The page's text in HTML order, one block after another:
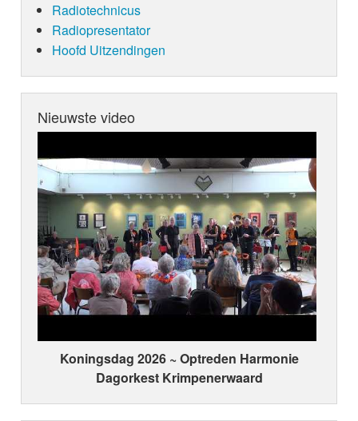
Radiotechnicus
Radiopresentator
Hoofd Uitzendingen
Nieuwste video
Koningsdag 2026 ~ Optreden Harmonie
Dagorkest Krimpenerwaard